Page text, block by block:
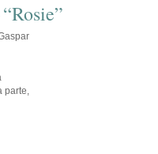
parte,